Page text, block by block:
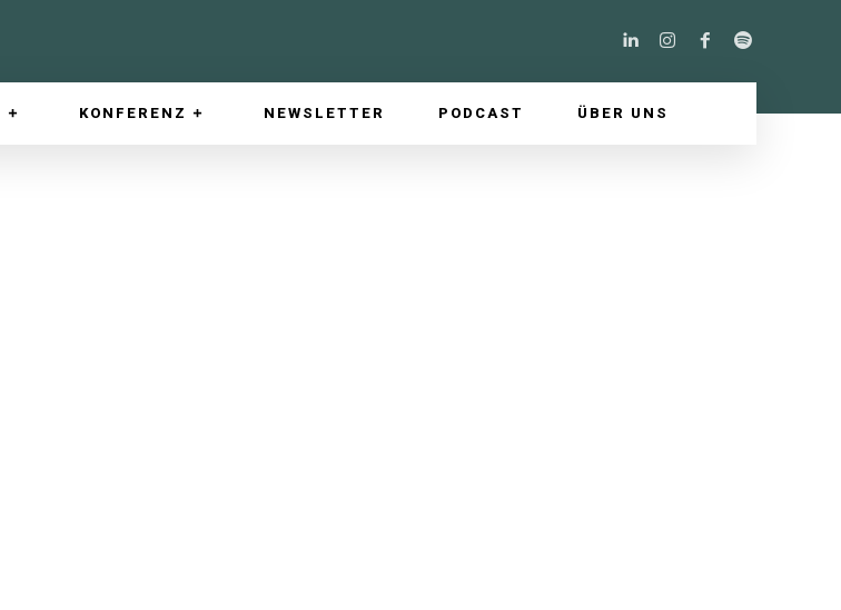
KONFERENZ NEWSLETTER PODCAST ÜBER UNS